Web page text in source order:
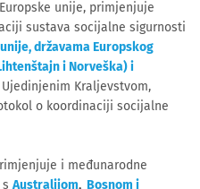
unije, primjenjuje
sustava socijalne sigurnosti
državama Europskog
i Norveška) i
Ujedinjenim Kraljevstvom,
o koordinaciji socijalne
i međunarodne
Australijom, Bosnom i